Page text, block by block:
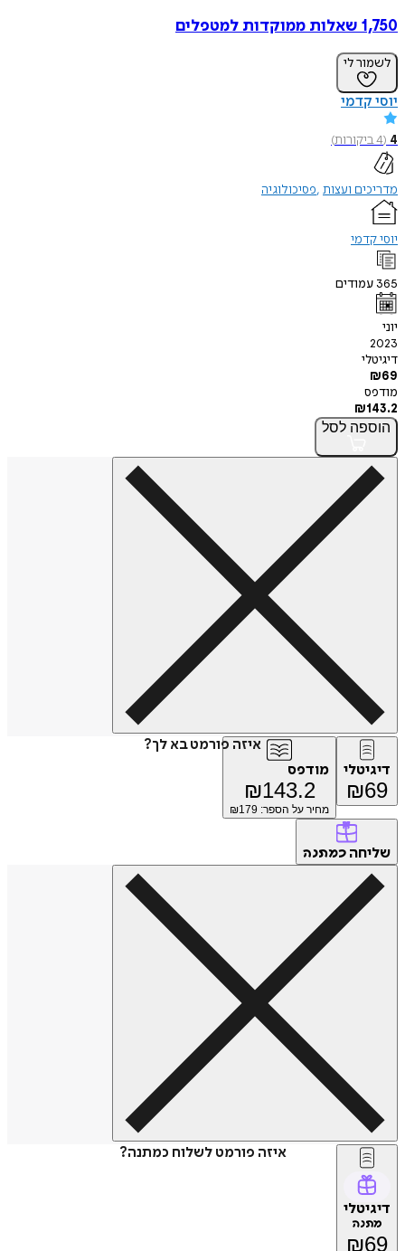
1,750 שאלות ממוקדות למטפלים
לשמור לי
יוסי קדמי
4
(
4ביקורות)
מדריכים ועצות פסיכולוגיה
יוסי קדמי
365 עמודים
יוני
2023
דיגיטלי
₪69
מודפס
₪143.2
הוספה לסל
איזה פורמט בא לך?
דיגיטלי
₪69
מודפס
₪143.2
מחיר על הספר: ₪ 179
שליחה כמתנה
איזה פורמט לשלוח כמתנה?
דיגיטלי
מתנה
₪69